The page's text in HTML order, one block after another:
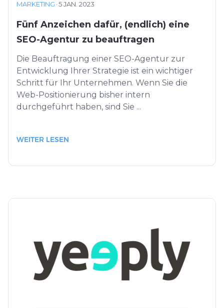
MARKETING ·5 JAN. 2023
Fünf Anzeichen dafür, (endlich) eine
SEO-Agentur zu beauftragen
Die Beauftragung einer SEO-Agentur zur
Entwicklung Ihrer Strategie ist ein wichtiger
Schritt für Ihr Unternehmen. Wenn Sie die
Web-Positionierung bisher intern
durchgeführt haben, sind Sie ...
WEITER LESEN